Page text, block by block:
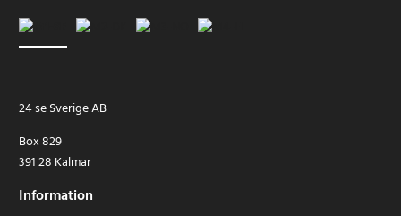
24 se Sverige AB
Box 829
391 28 Kalmar
Information